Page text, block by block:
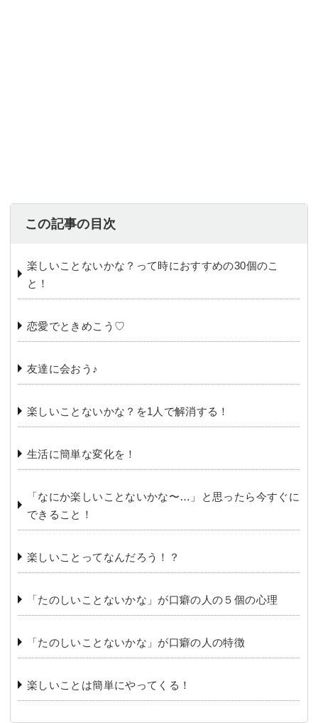
この記事の目次
楽しいことないかな？って時におすすめの30個のこ
と！
恋愛でときめこう♡
友達に会おう♪
楽しいことないかな？を1人で解消する！
生活に簡単な変化を！
「なにか楽しいことないかな〜…」と思ったら今すぐに
できること！
楽しいことってなんだろう！？
「たのしいことないかな」が口癖の人の５個の心理
「たのしいことないかな」が口癖の人の特徴
楽しいことは簡単にやってくる！